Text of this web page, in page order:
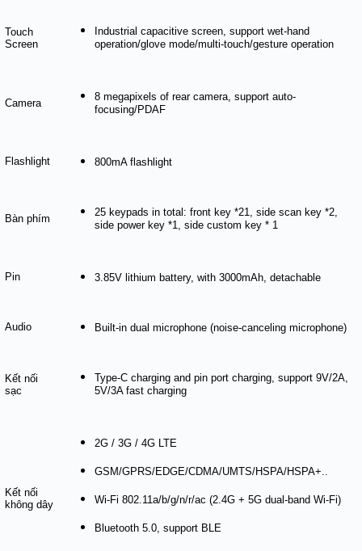
Touch
Screen
Industrial capacitive screen, support wet-hand
operation/glove mode/multi-touch/gesture operation
Camera
8 megapixels of rear camera, support auto-
focusing/PDAF
Flashlight 800mA flashlight
Bàn phím
25 keypads in total: front key *21, side scan key *2,
side power key *1, side custom key * 1
Pin 3.85V lithium battery, with 3000mAh, detachable
Audio Built-in dual microphone (noise-canceling microphone)
Kết nối
sạc
Type-C charging and pin port charging, support 9V/2A,
5V/3A fast charging
Kết nối
không dây
2G / 3G / 4G LTE
GSM/GPRS/EDGE/CDMA/UMTS/HSPA/HSPA+..
Wi-Fi 802.11a/b/g/n/r/ac (2.4G + 5G dual-band Wi-Fi)
Bluetooth 5.0, support BLE